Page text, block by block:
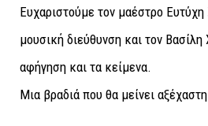
Ευχαριστούμε τον μαέστρο Ευτύχη
μουσική διεύθυνση και τον Βασίλη
αφήγηση και τα κείμενα.
Μια βραδιά που θα μείνει